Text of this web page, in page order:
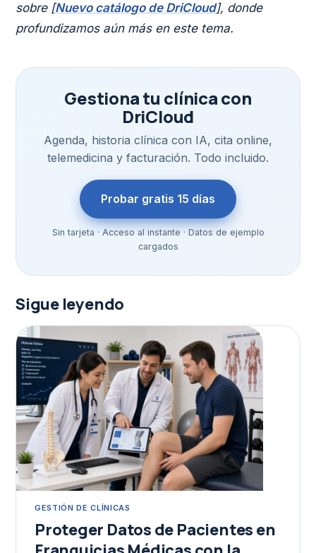
sobre [Nuevo catálogo de DriCloud], donde
profundizamos aún más en este tema.
Gestiona tu clínica con
DriCloud
Agenda, historia clínica con IA, cita online,
telemedicina y facturación. Todo incluido.
Probar gratis 15 días
Sin tarjeta · Acceso al instante · Datos de ejemplo
cargados
Sigue leyendo
GESTIÓN DE CLÍNICAS
Proteger Datos de Pacientes en